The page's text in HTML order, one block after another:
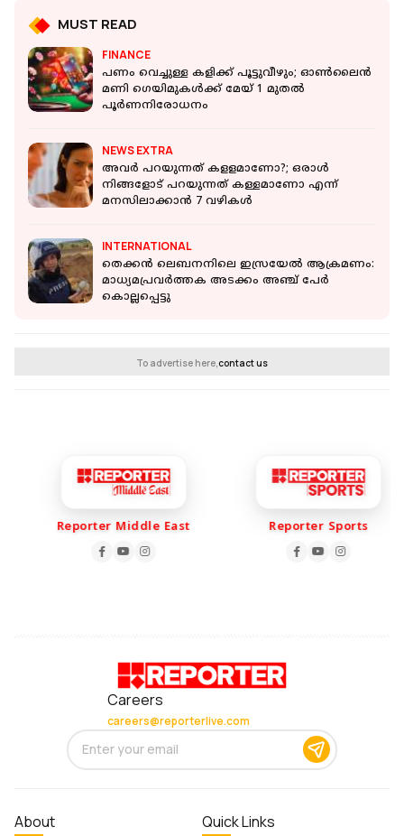
MUST READ
FINANCE
പണം വെച്ചുള്ള കളിക്ക് പൂട്ടുവീഴും; ഓണ്‍ലൈന്‍
മണി ഗെയിമുകള്‍ക്ക് മേയ് 1 മുതല്‍
പൂര്‍ണനിരോധനം
NEWS EXTRA
അവര്‍ പറയുന്നത് കളളമാണോ?; ഒരാള്‍
നിങ്ങളോട് പറയുന്നത് കള്ളമാണോ എന്ന്
മനസിലാക്കാന്‍ 7 വഴികള്‍
INTERNATIONAL
തെക്കന്‍ ലെബനനിലെ ഇസ്രയേല്‍ ആക്രമണം:
മാധ്യമപ്രവര്‍ത്തക അടക്കം അഞ്ച് പേര്‍
കൊല്ലപ്പെട്ടു
To advertise here,contact us
Reporter Middle East Reporter Sports
Careers
careers@reporterlive.com
About Quick Links